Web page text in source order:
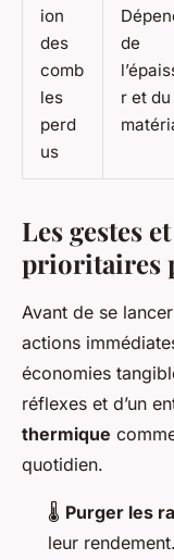
ion
des
comb
les
perd
us
de
r et du
Les gestes
prioritaires
Avant de se
actions
économies
réflexes et d’un
thermique
quotidien.
🌡️ Purger les
leur